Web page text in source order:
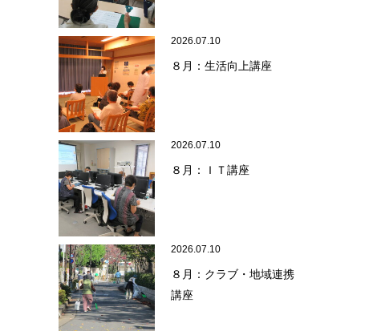
2026.07.10
８月：生活向上講座
2026.07.10
８月：ＩＴ講座
2026.07.10
８月：クラブ・地域連携
講座